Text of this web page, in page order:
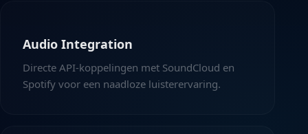
Audio Integration
Directe API-koppelingen met SoundCloud en
Spotify voor een naadloze luisterervaring.